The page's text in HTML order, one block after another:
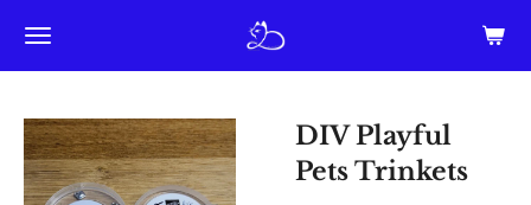
Ga
direct
de
hoofdinhoud
DIV Playful
Pets Trinkets